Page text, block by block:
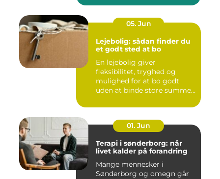
05. Jun
Lejebolig: sådan finder du
et godt sted at bo
En lejebolig giver
fleksibilitet, tryghed og
mulighed for at bo godt
uden at binde store summer
01. Jun
Terapi i sønderborg: når
livet kalder på forandring
Mange mennesker i
Sønderborg og omegn går